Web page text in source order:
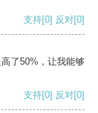
支持[0] 反对[0]
了50%，让我能够
支持[0] 反对[0]